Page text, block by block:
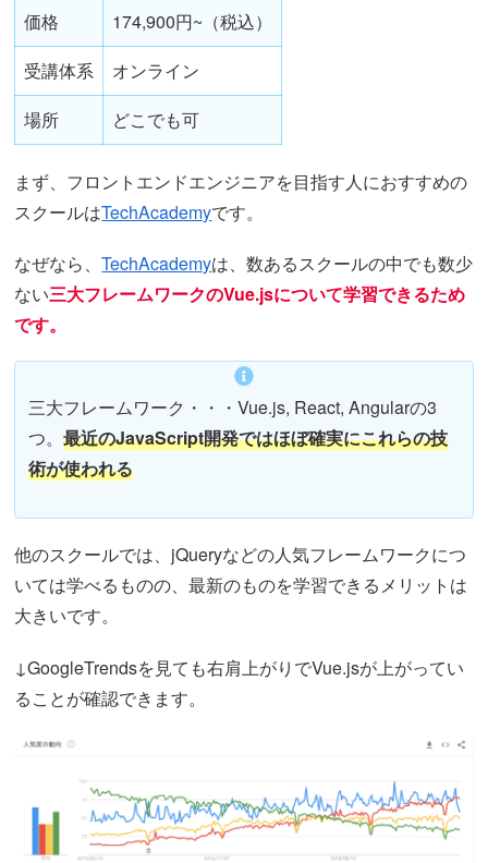
価格
174,900円~（税込）
受講体系
オンライン
場所
どこでも可
まず、フロントエンドエンジニアを目指す人におすすめの
スクールはTechAcademyです。
なぜなら、TechAcademyは、数あるスクールの中でも数少
ない三大フレームワークのVue.jsについて学習できるため
です。
三大フレームワーク・・・Vue.js, React, Angularの3
つ。最近のJavaScript開発ではほぼ確実にこれらの技
術が使われる
他のスクールでは、jQueryなどの人気フレームワークにつ
いては学べるものの、最新のものを学習できるメリットは
大きいです。
↓GoogleTrendsを見ても右肩上がりでVue.jsが上がってい
ることが確認できます。